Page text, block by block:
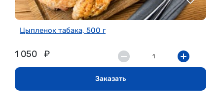
Цыпленок табака, 500 г
1 050 ₽
Заказать